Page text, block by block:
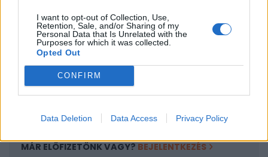
I want to opt-out of Collection, Use,
Retention, Sale, and/or Sharing of my
Personal Data that Is Unrelated with the
Purposes for which it was collected.
Opted Out
CONFIRM
Data Deletion Data Access Privacy Policy
Az előfizetés a következőket tartalmazza:
Portfolio.hu teljes cikkarchívum
Kötéslisták: BÉT elmúlt 2 év napon belüli
kötéslistái
MÁR ELŐFIZETŐNK VAGY? BEJELENTKEZÉS